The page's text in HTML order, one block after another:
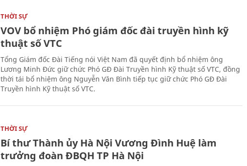
THỜI SỰ
VOV bổ nhiệm Phó giám đốc đài truyền hình kỹ
thuật số VTC
Tổng Giám đốc Đài Tiếng nói Việt Nam đã quyết định bổ nhiệm ông
Lương Minh Đức giữ chức Phó GĐ Đài Truyền hình Kỹ thuật số VTC, đồng
thời tái bổ nhiệm ông Nguyễn Văn Bình tiếp tục giữ chức Phó GĐ Đài
Truyền hình Kỹ thuật số VTC.
THỜI SỰ
Bí thư Thành ủy Hà Nội Vương Đình Huệ làm
trưởng đoàn ĐBQH TP Hà Nội